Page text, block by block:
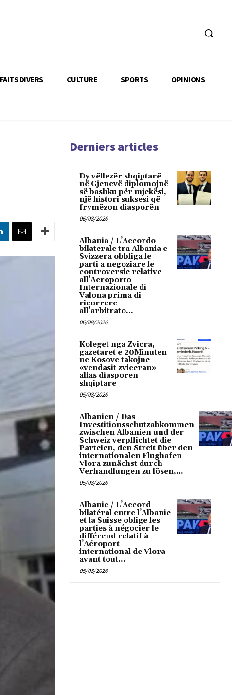
FAITS DIVERS CULTURE SPORTS OPINIONS
Derniers articles
Dy vëllezër shqiptarë
në Gjenevë diplomojnë
së bashku për mjekësi,
një histori suksesi që
frymëzon diasporën
06/08/2026
Albania / L’Accordo
bilaterale tra Albania e
Svizzera obbliga le
parti a negoziare le
controversie relative
all’Aeroporto
Internazionale di
Valona prima di
ricorrere
all’arbitrato...
06/08/2026
Koleget nga Zvicra,
gazetaret e 20Minuten
ne Kosove takojne
«vendasit zviceran»
alias diasporen
shqiptare
05/08/2026
Albanien / Das
Investitionsschutzabkommen
zwischen Albanien und der
Schweiz verpflichtet die
Parteien, den Streit über den
internationalen Flughafen
Vlora zunächst durch
Verhandlungen zu lösen,...
05/08/2026
Albanie / L’Accord
bilatéral entre l’Albanie
et la Suisse oblige les
parties à négocier le
différend relatif à
l’Aéroport
international de Vlora
avant tout...
05/08/2026